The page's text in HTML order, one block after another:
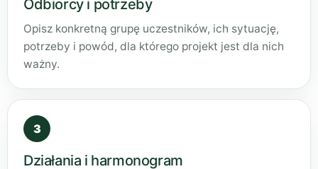
Odbiorcy i potrzeby
Opisz konkretną grupę uczestników, ich sytuację,
potrzeby i powód, dla którego projekt jest dla nich
ważny.
3
Działania i harmonogram